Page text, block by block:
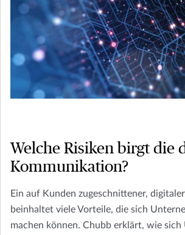
Welche Risiken birgt die
Kommunikation?
Ein auf Kunden zugeschnittener,
beinhaltet viele Vorteile, die sich
machen können. Chubb erklärt, wie sich